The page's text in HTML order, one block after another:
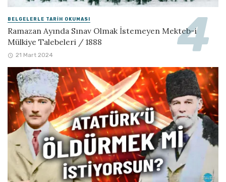
BELGELERLE TARIH OKUMASI
Ramazan Ayında Sınav Olmak İstemeyen Mekteb-i
Mülkiye Talebeleri / 1888
21 Mart 2024